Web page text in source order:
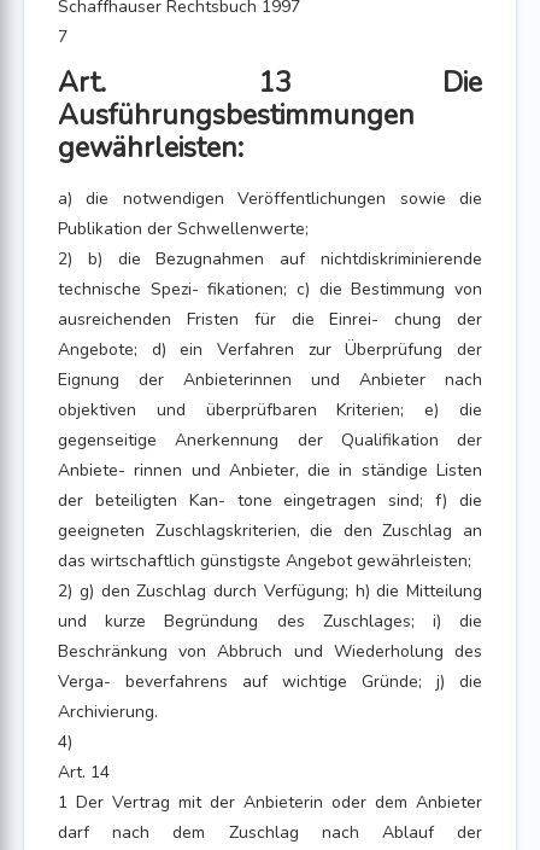
Schaffhauser Rechtsbuch 1997
7
Art. 13 Die
Ausführungsbestimmungen
gewährleisten:
a) die notwendigen Veröffentlichungen sowie die
Publikation der Schwellenwerte;
2) b) die Bezugnahmen auf nichtdiskriminierende
technische Spezi- fikationen; c) die Bestimmung von
ausreichenden Fristen für die Einrei- chung der
Angebote; d) ein Verfahren zur Überprüfung der
Eignung der Anbieterinnen und Anbieter nach
objektiven und überprüfbaren Kriterien; e) die
gegenseitige Anerkennung der Qualifikation der
Anbiete- rinnen und Anbieter, die in ständige Listen
der beteiligten Kan- tone eingetragen sind; f) die
geeigneten Zuschlagskriterien, die den Zuschlag an
das wirtschaftlich günstigste Angebot gewährleisten;
2) g) den Zuschlag durch Verfügung; h) die Mitteilung
und kurze Begründung des Zuschlages; i) die
Beschränkung von Abbruch und Wiederholung des
Verga- beverfahrens auf wichtige Gründe; j) die
Archivierung.
4)
Art. 14
1 Der Vertrag mit der Anbieterin oder dem Anbieter
darf nach dem Zuschlag nach Ablauf der